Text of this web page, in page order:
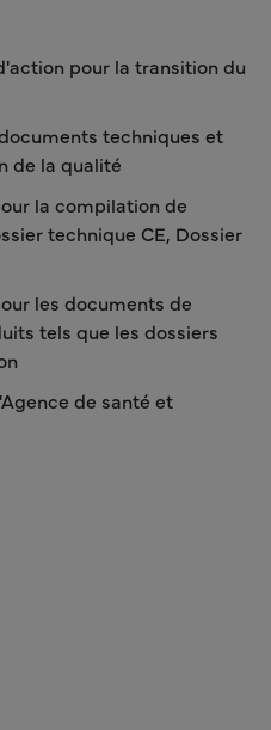
pour la transition du
techniques et
de la qualité
la compilation de
technique CE, Dossier
les documents de
tels que les dossiers
de santé et